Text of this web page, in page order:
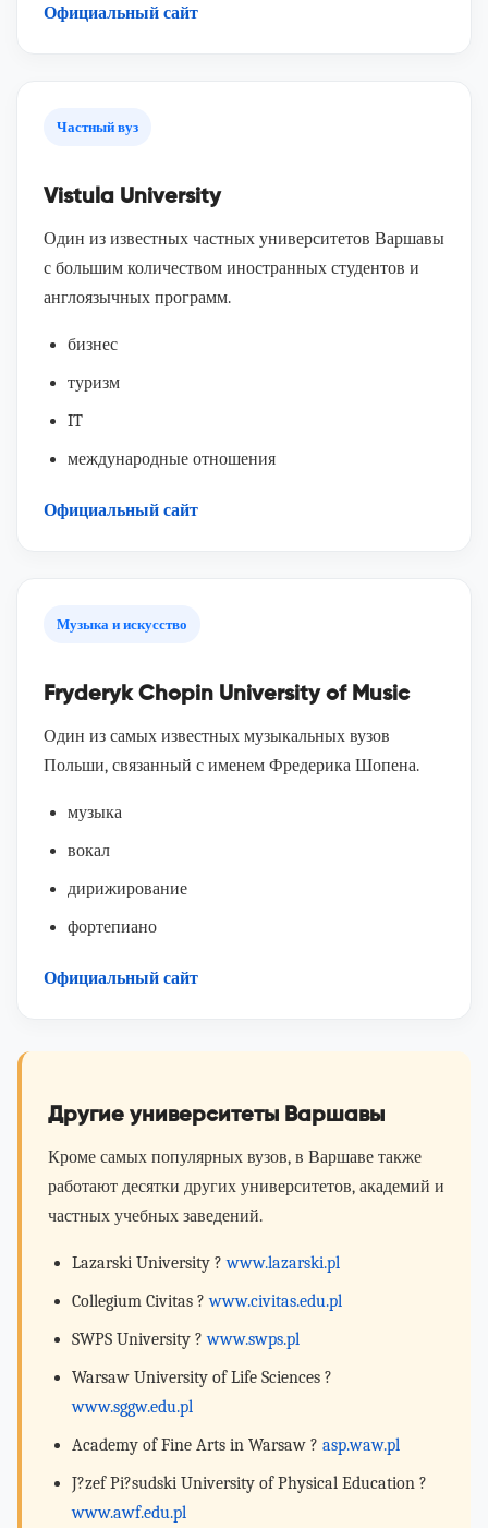
Официальный сайт
Частный вуз
Vistula University
Один из известных частных университетов Варшавы
с большим количеством иностранных студентов и
англоязычных программ.
бизнес
туризм
IT
международные отношения
Официальный сайт
Музыка и искусство
Fryderyk Chopin University of Music
Один из самых известных музыкальных вузов
Польши, связанный с именем Фредерика Шопена.
музыка
вокал
дирижирование
фортепиано
Официальный сайт
Другие университеты Варшавы
Кроме самых популярных вузов, в Варшаве также
работают десятки других университетов, академий и
частных учебных заведений.
Lazarski University ?www.lazarski.pl
Collegium Civitas ?www.civitas.edu.pl
SWPS University ?www.swps.pl
Warsaw University of Life Sciences ?
www.sggw.edu.pl
Academy of Fine Arts in Warsaw ? asp.waw.pl
J?zef Pi?sudski University of Physical Education ?
www.awf.edu.pl